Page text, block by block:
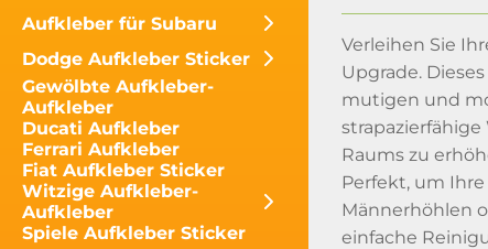
Aufkleber für Subaru
Dodge Aufkleber Sticker
Gewölbte Aufkleber-
Aufkleber
Ducati Aufkleber
Ferrari Aufkleber
Fiat Aufkleber Sticker
Witzige Aufkleber-
Aufkleber
Spiele Aufkleber Sticker
Verleihen Sie
Upgrade.
mutigen und
Raums zu
Perfekt, um
Männerhöhlen
einfache